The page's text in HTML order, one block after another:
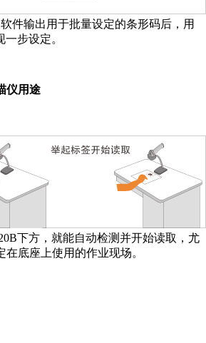
件输出用于批量设定的条形码后，用
步设定。
仪用途
下方，就能自动检测并开始读取，尤
座上使用的作业现场。